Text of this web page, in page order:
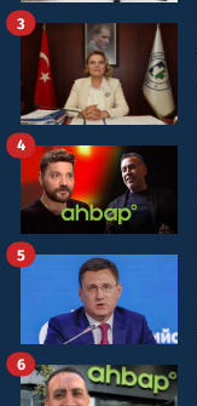
3
4
5
6